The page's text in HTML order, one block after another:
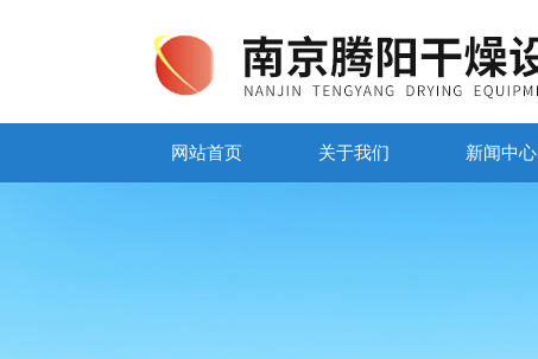
网站首页 关于我们 新闻中心